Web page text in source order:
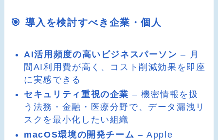
🎯 導入を検討すべき企業・個人
AI活用頻度の高いビジネスパーソン – 月
間AI利用費が高く、コスト削減効果を即座
に実感できる
セキュリティ重視の企業 – 機密情報を扱
う法務・金融・医療分野で、データ漏洩リ
スクを最小化したい組織
macOS環境の開発チーム – Apple